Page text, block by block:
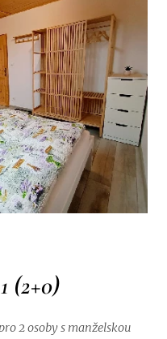
(2+0)
2 osoby s manželskou